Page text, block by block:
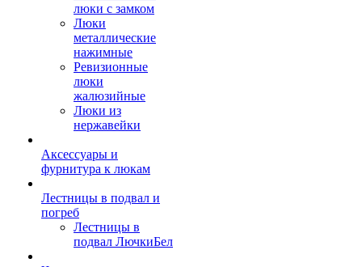
люки с замком
Люки
металлические
нажимные
Ревизионные
люки
жалюзийные
Люки из
нержавейки
Аксессуары и
фурнитура к люкам
Лестницы в подвал и
погреб
Лестницы в
подвал ЛючкиБел